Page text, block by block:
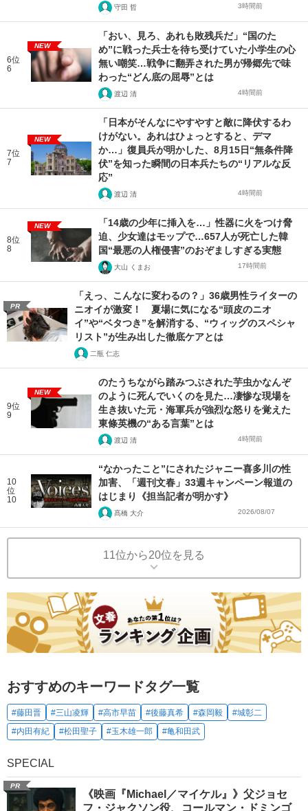
守田 哲 3時間前
6位
6
NEW
「おい、見ろ、あれも敗残兵だ」“国のた
め”に戦った兵士を待ち受けていた小学生の心
無い嘲笑…戦争に翻弄された男が帰郷先で味
わった“どん底の屈辱”とは
渡辺 清 4時間前
7位
7
NEW
「日本がそんなにやすやすと敵に降伏するわ
けがない。あれはひょっとすると、デマ
か…」復員兵が明かした、8月15日“無条件降
伏”を知った瞬間の日本兵たちの“リアルな反
応”
渡辺 清 4時間前
8位
8
NEW
「14歳の少年に挿入を…」性器に火をつけ脅
迫、少女達はモップで…657人が死亡した韓
国“最悪の人権侵害”のおぞましすぎる実態
大山 くまお 17時間前
PR
「えっ、こんなに変わるの？」36歳男性ライターの
ニオイが激変！ 夏場に気になる“頭皮のニオ
イ”や“ベタつき”を解消する、“ウィッグのスペシャ
リスト”が生み出した徹底ケアとは
二瓶 仁志
9位
9
NEW
のたうちながら踏みつぶされた芋虫かなんぞ
のように死んでいくのを見た…凄惨な現場を
生き抜いた元・海軍兵が強烈な怒りを覚えた
東條英機の“ある言葉”とは
渡辺 清 4時間前
10
位
10
“なかったこと”にされたジャニー喜多川の性
加害、「週刊文春」33週キャンペーン報道の
はじまり《担当記者が明かす》
髙橋 大介 2026/08/07
11位から20位を見る
おすすめのキーワードタグ一覧
#藤田晋 #三山凌輝 #高市早苗 #後藤真希 #森岡毅
#城彰二
#内田有紀
#松田聖子 #玉木雄一郎 #亀和田武
SPECIAL
PR
《映画『Michael／マイケル』》父ジョセ
フ・ジャクソン役、コールマン・ドミンゴ